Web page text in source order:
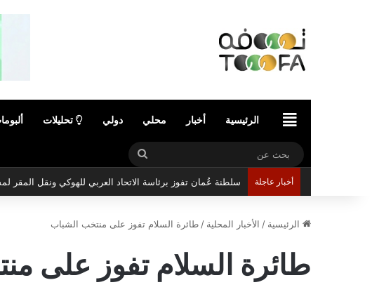
الرئيسيةالرئيسية أخبار محلي دولي تحليلات
بحث
عن
أخبار عاجلة سلطنة عُمان تفوز برئاسة الاتحاد العربي للهوكي ونقل المقر
الرئيسية / الأخبار المحلية /طائرة السلام تفوز على منتخب الشباب
طائرة السلام تفوز على